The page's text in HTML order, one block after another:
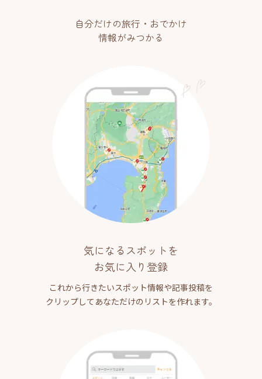
自分だけの旅行・おでかけ
情報がみつかる
気になるスポットを
お気に入り登録
これから行きたいスポット情報や記事投稿を
クリップしてあなただけのリストを作れます。